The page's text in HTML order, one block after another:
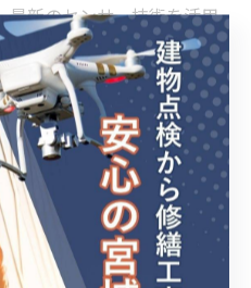
最新のセンサー技術を活用
動データを取得すること
必要な補強対策を講じるこ
と技術は、建物の耐久性を
境を提供します。
ンスでは、耐震性能の向上